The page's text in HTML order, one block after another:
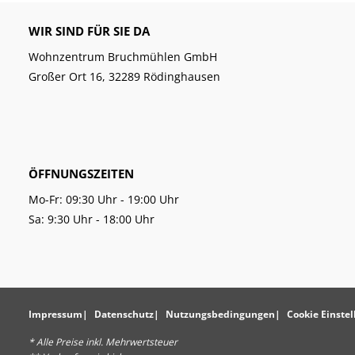
WIR SIND FÜR SIE DA
Wohnzentrum Bruchmühlen GmbH
Großer Ort 16, 32289 Rödinghausen
ÖFFNUNGSZEITEN
Mo-Fr: 09:30 Uhr - 19:00 Uhr
Sa: 9:30 Uhr - 18:00 Uhr
Impressum Datenschutz Nutzungsbedingungen Cookie
* Alle Preise inkl. Mehrwertsteuer